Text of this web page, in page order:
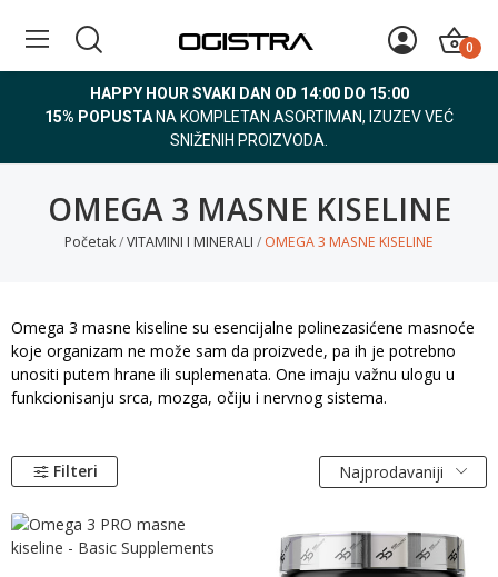
0
HAPPY HOUR SVAKI DAN OD 14:00 DO 15:00
15% POPUSTA NA KOMPLETAN ASORTIMAN, IZUZEV VEĆ
SNIŽENIH PROIZVODA.
OMEGA 3 MASNE KISELINE
Početak VITAMINI I MINERALI OMEGA 3 MASNE KISELINE
Omega 3 masne kiseline su esencijalne polinezasićene masnoće
koje organizam ne može sam da proizvede, pa ih je potrebno
unositi putem hrane ili suplemenata. One imaju važnu ulogu u
funkcionisanju srca, mozga, očiju i nervnog sistema.
Filteri Najprodavaniji